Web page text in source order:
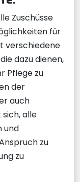
Zuschüsse
für
verschiedene
dazu dienen,
Pflege zu
der
auch
alle
und
zu
zu